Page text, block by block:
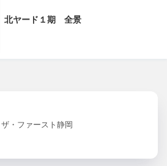
北ヤード１期 全景
・ファースト静岡